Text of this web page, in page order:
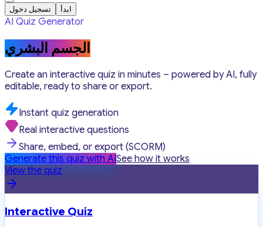
تسجيل دخول ابدأ
AI Quiz Generator
الجسم البشري
Create an interactive quiz in minutes – powered by AI, fully
editable, ready to share or export.
Instant quiz generation
Real interactive questions
Share, embed, or export (SCORM)
Generate this quiz with AISee how it works
View the quiz
Interactive Quiz